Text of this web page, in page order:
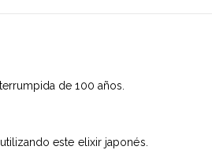
de 100 años.
este elixir japonés.